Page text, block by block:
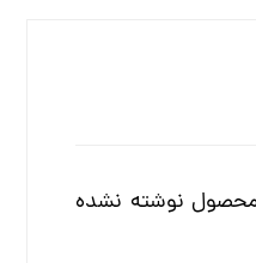
نوشته نشده